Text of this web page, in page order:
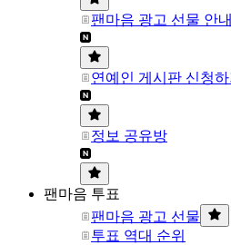
팬마음 광고 선물 안내
연예인 게시판 신청하
정보 공유방
팬마음 투표
팬마음 광고 선물
투표 역대 순위